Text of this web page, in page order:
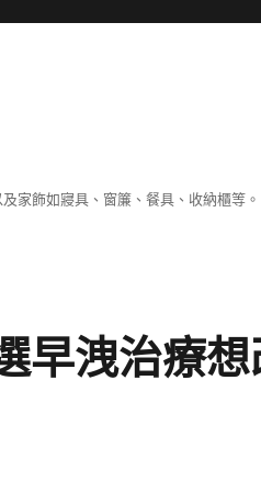
家飾如寢具、窗簾、餐具、收納櫃等。
早洩治療